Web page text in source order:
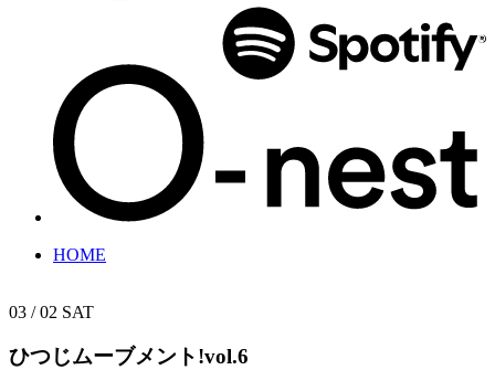
HOME
03 / 02 SAT
ひつじムーブメント!vol.6